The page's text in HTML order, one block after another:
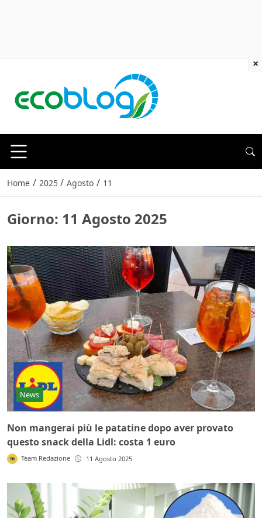
Home / 2025 / Agosto / 11
Giorno: 11 Agosto 2025
News
Non mangerai più le patatine dopo aver provato
questo snack della Lidl: costa 1 euro
Team Redazione 11 Agosto 2025
×